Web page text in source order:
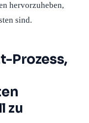
hervorzuheben,
sind.
Prozess,
zu